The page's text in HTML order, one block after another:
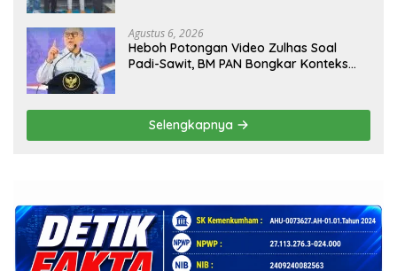
Agustus 6, 2026
Heboh Potongan Video Zulhas Soal
Padi-Sawit, BM PAN Bongkar Konteks
Selengkapnya